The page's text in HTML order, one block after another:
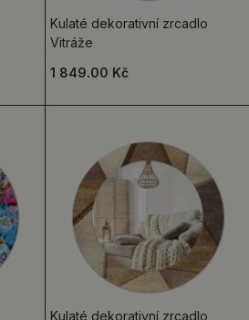
Kulaté dekorativní zrcadlo
Vitráže
1 849.00 Kč
Kulaté dekorativní zrcadlo